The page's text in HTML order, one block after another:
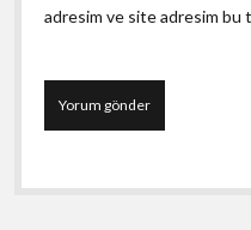
adresim ve site adresim bu